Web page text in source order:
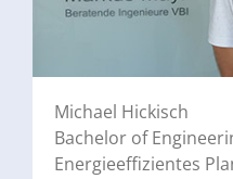
Michael Hickisch
Bachelor of
Energieeffizientes